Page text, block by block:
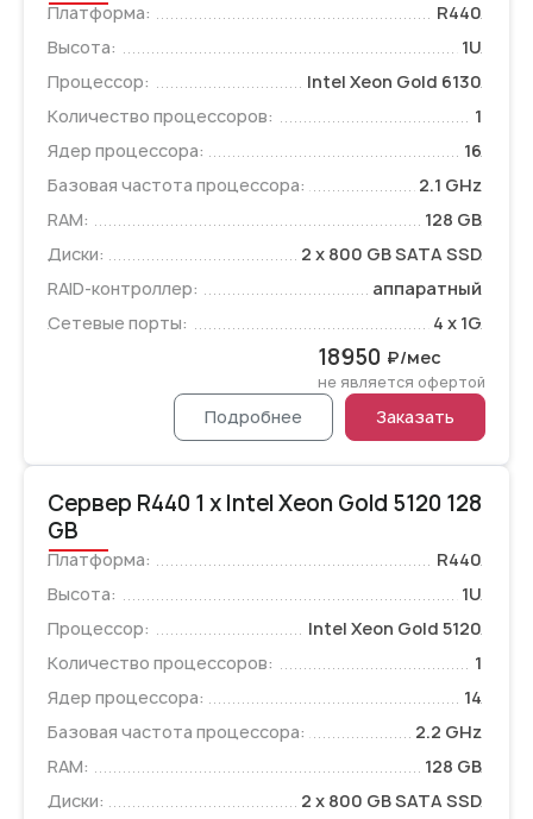
Платформа:
R440
Высота:
1U
Процессор:
Intel Xeon Gold 6130
Количество процессоров:
1
Ядер процессора:
16
Базовая частота процессора:
2.1 GHz
RAM:
128 GB
Диски:
2 x 800 GB SATA SSD
RAID-контроллер:
аппаратный
Сетевые порты:
4 x 1G
18950 ₽/мес
не является офертой
Подробнее Заказать
Сервер R440 1 x Intel Xeon Gold 5120 128
GB
Платформа:
R440
Высота:
1U
Процессор:
Intel Xeon Gold 5120
Количество процессоров:
1
Ядер процессора:
14
Базовая частота процессора:
2.2 GHz
RAM:
128 GB
Диски:
2 x 800 GB SATA SSD